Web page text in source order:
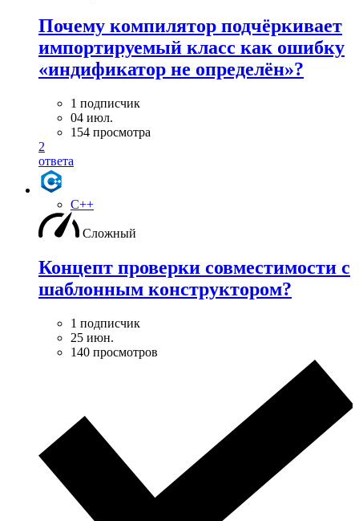
Почему компилятор подчёркивает
импортируемый класс как ошибку
«индификатор не определён»?
1 подписчик
04 июл.
154 просмотра
2
ответа
C++
Сложный
Концепт проверки совместимости с
шаблонным конструктором?
1 подписчик
25 июн.
140 просмотров